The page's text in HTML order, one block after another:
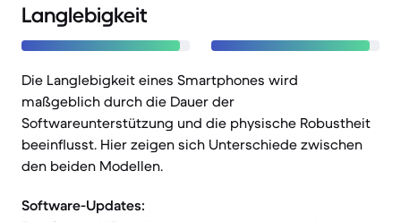
Langlebigkeit
Die Langlebigkeit eines Smartphones wird
maßgeblich durch die Dauer der
Softwareunterstützung und die physische Robustheit
beeinflusst. Hier zeigen sich Unterschiede zwischen
den beiden Modellen.
Software-Updates: